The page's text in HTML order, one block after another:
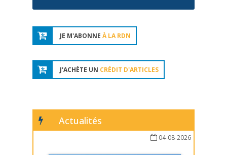
JE M'ABONNE À LA RDN
J'ACHÈTE UN CRÉDIT D'ARTICLES
Actualités
04-08-2026